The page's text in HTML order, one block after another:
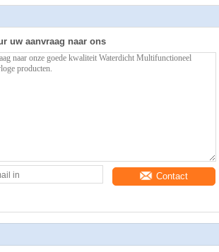
uw aanvraag naar ons
Contact